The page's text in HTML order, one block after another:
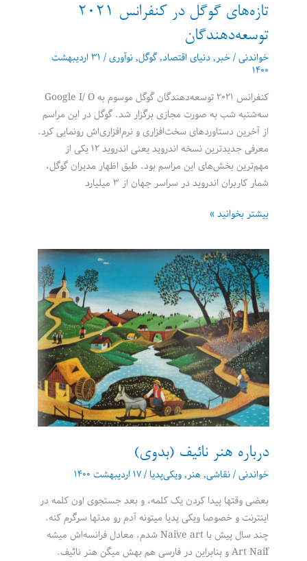
تازه‌های گوگل در کنفرانس 2021
توسعه‌دهندگان
خواندنی/خبر,دنیای اقتصاد,گوگل,نوآوری/ ۳۱ اردیبهشت
۱۴۰۰
کنفرانس ۲۰۲۱ توسعه‌دهندگان گوگل موسوم به Google I/ O
سه‌شنبه شب به صورت مجازی برگزار شد. گوگل در این مراسم
از آخرین دستاوردهای سخت‌‌افزاری و نرم‌افزاری‌اش رونمایی کرد.
معرفی جدیدترین نسخه اندروید یعنی اندروید ۱۲ یکی از
مهم‌ترین بخش‌های این مراسم بود. طبق اظهار مدیران گوگل،
شمار کاربران اندروید در سراسر جهان از ۳ میلیارد
تازه‌های
در
کنفرانس
2021
توسعه‌دهندگان
بیشتر بخوانید »
درباره هنر نائیف (بدوی)
خواندنی/نقاشی,هنر,ویکی‌پدیا /۱۷ اردیبهشت ۱۴۰۰
بعضی وقتها پیدا کردن یک کلمه، و بعد جستجوی اون کلمه در
اینترنت و خصوصا ویکی پدیا میتونه آدم رو مدتها سرگرم کنه.
چند سال پیش با Naïve art شدم. معادل فرانسه‌اش میشه
Art Naïf و بنابراین در فارسی هم بهش میگن هنر نائیف.